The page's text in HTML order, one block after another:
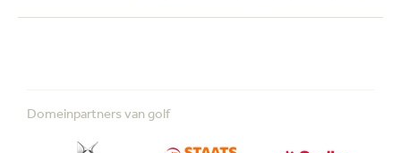
Domeinpartners van golf